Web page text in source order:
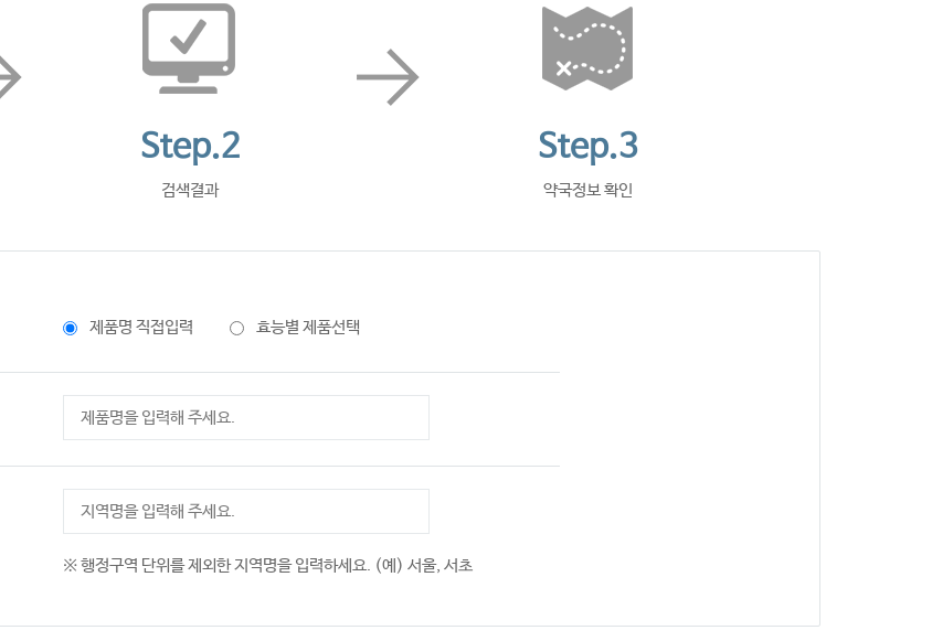
Step.2
검색결과
Step.3
약국정보 확인
제품명 직접입력 효능별 제품선택
※ 행정구역 단위를 제외한 지역명을 입력하세요. (예) 서울, 서초